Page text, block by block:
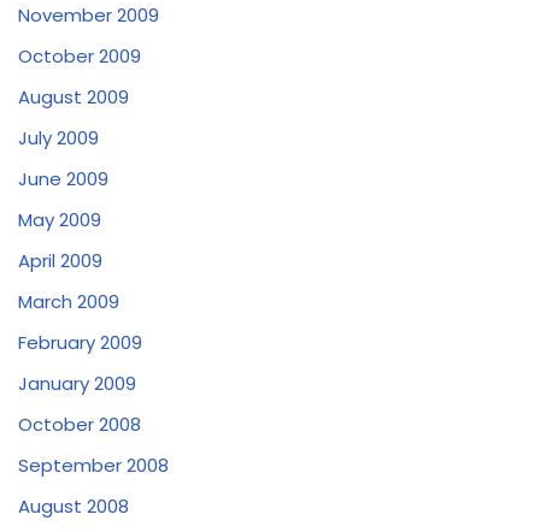
November 2009
October 2009
August 2009
July 2009
June 2009
May 2009
April 2009
March 2009
February 2009
January 2009
October 2008
September 2008
August 2008